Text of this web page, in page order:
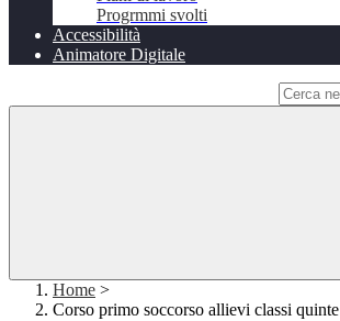
Progrmmi svolti
Accessibilità
Animatore Digitale
Home >
Corso primo soccorso allievi classi quinte